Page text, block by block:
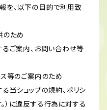
を、以下の目的で利用致
のため
るご案内、お問い合わせ等
ス等のご案内のため
る当ショップの規約、ポリシ
）に違反する行為に対する